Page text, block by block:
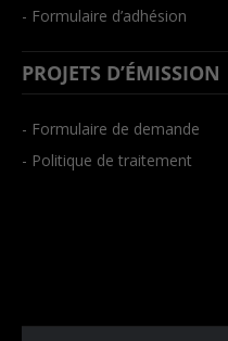
- Formulaire d’adhésion
PROJETS D’ÉMISSION
- Formulaire de demande
- Politique de traitement